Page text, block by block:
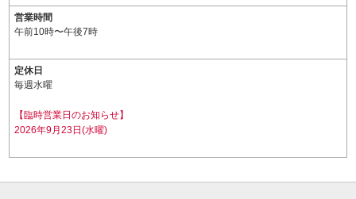
営業時間
午前10時〜午後7時
定休日
毎週水曜
【臨時営業日のお知らせ】
2026年9月23日(水曜)